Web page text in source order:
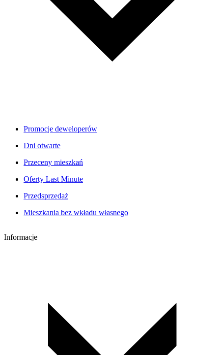
Promocje deweloperów
Dni otwarte
Przeceny mieszkań
Oferty Last Minute
Przedsprzedaż
Mieszkania bez wkładu własnego
Informacje